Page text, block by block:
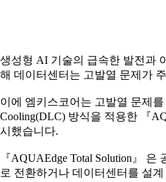
생성형 AI 기술의 급속한 발전과
해 데이터센터는 고발열 문제가
이에 엠키스코어는 고발열 문제
Cooling(DLC) 방식을 적용한 『
시했습니다.
『AQUAEdge Total Solution』
로 전환하거나 데이터센터를 설